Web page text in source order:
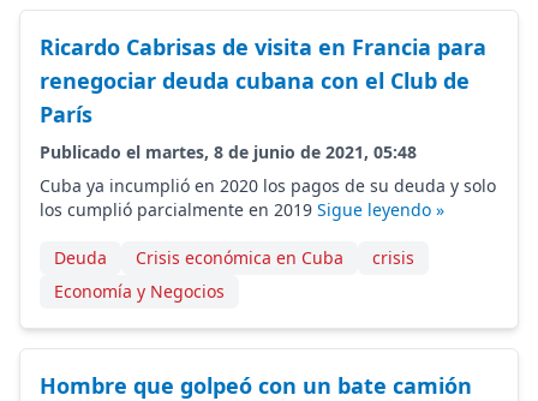
Ricardo Cabrisas de visita en Francia para
renegociar deuda cubana con el Club de
París
Publicado el martes, 8 de junio de 2021, 05:48
Cuba ya incumplió en 2020 los pagos de su deuda y solo
los cumplió parcialmente en 2019 Sigue leyendo »
Deuda Crisis económica en Cuba
crisis
Economía y Negocios
Hombre que golpeó con un bate camión